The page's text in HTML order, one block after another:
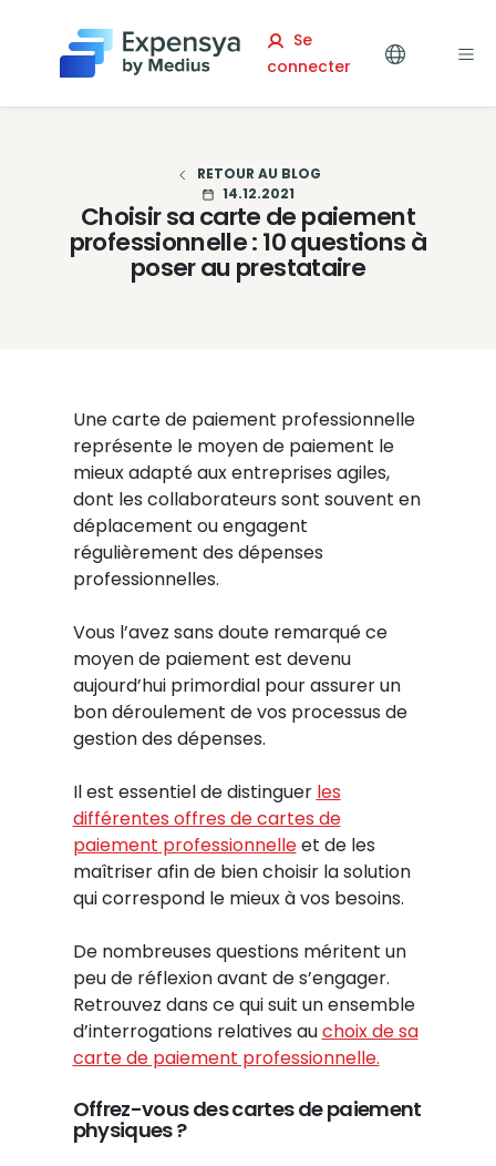
Expensya
Se
connecter
RETOUR AU BLOG
14.12.2021
Choisir sa carte de paiement
professionnelle : 10 questions à
poser au prestataire
Une carte de paiement professionnelle
représente le moyen de paiement le
mieux adapté aux entreprises agiles,
dont les collaborateurs sont souvent en
déplacement ou engagent
régulièrement des dépenses
professionnelles.
Vous l’avez sans doute remarqué ce
moyen de paiement est devenu
aujourd’hui primordial pour assurer un
bon déroulement de vos processus de
gestion des dépenses.
Il est essentiel de distinguer les
différentes offres de cartes de
paiement professionnelleet de les
maîtriser afin de bien choisir la solution
qui correspond le mieux à vos besoins.
De nombreuses questions méritent un
peu de réflexion avant de s’engager.
Retrouvez dans ce qui suit un ensemble
d’interrogations relatives auchoix de sa
carte de paiement professionnelle.
Offrez-vous des cartes de paiement
physiques ?